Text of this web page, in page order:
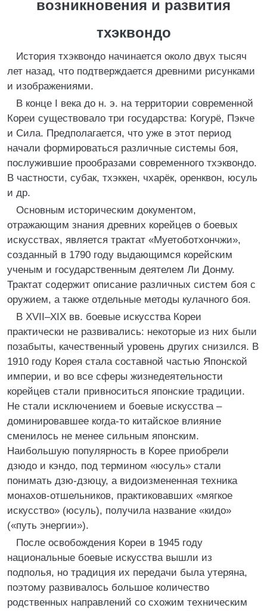
возникновения и развития
тхэквондо
История тхэквондо начинается около двух тысяч
лет назад, что подтверждается древними рисунками
и изображениями.
В конце I века до н. э. на территории современной
Кореи существовало три государства: Когурё, Пэкче
и Сила. Предполагается, что уже в этот период
начали формироваться различные системы боя,
послужившие прообразами современного тхэквондо.
В частности, субак, тхэккен, чхарёк, оренквон, юсуль
и др.
Основным историческим документом,
отражающим знания древних корейцев о боевых
искусствах, является трактат «Муетоботхончжи»,
созданный в 1790 году выдающимся корейским
ученым и государственным деятелем Ли Донму.
Трактат содержит описание различных систем боя с
оружием, а также отдельные методы кулачного боя.
В XVII–XIX вв. боевые искусства Кореи
практически не развивались: некоторые из них были
позабыты, качественный уровень других снизился. В
1910 году Корея стала составной частью Японской
империи, и во все сферы жизнедеятельности
корейцев стали привноситься японские традиции.
Не стали исключением и боевые искусства –
доминировавшее когда-то китайское влияние
сменилось не менее сильным японским.
Наибольшую популярность в Корее приобрели
дзюдо и кэндо, под термином «юсуль» стали
понимать дзю-дзюцу, а видоизмененная техника
монахов-отшельников, практиковавших «мягкое
искусство» (юсуль), получила название «кидо»
(«путь энергии»).
После освобождения Кореи в 1945 году
национальные боевые искусства вышли из
подполья, но традиция их передачи была утеряна,
поэтому развивалось большое количество
родственных направлений со схожим техническим